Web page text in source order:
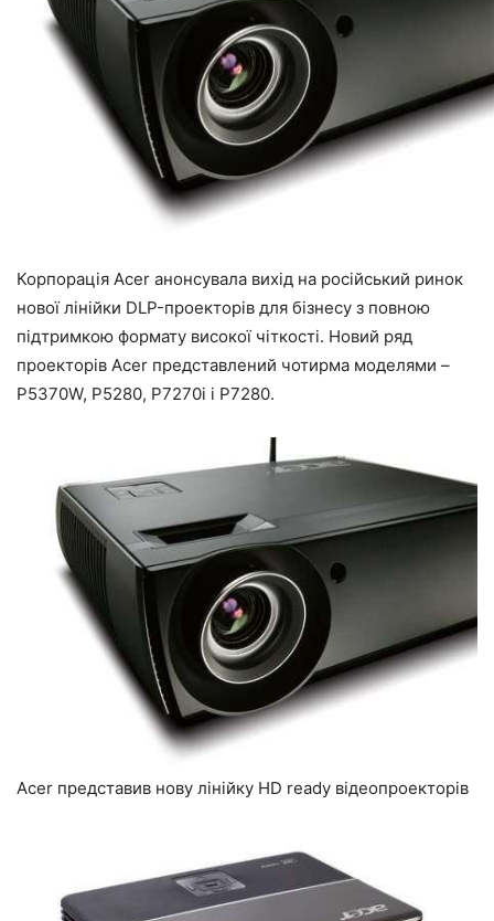
Корпорація Acer анонсувала вихід на російський ринок
нової лінійки DLP-проекторів для бізнесу з повною
підтримкою формату високої чіткості. Новий ряд
проекторів Acer представлений чотирма моделями –
P5370W, P5280, P7270i і P7280.
Acer представив нову лінійку HD ready відеопроекторів